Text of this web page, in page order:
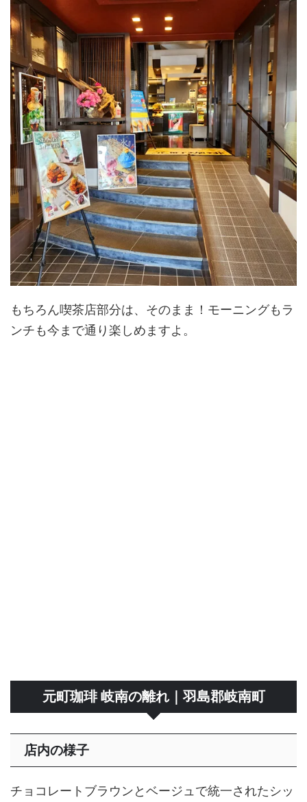
もちろん喫茶店部分は、そのまま！モーニングもラ
ンチも今まで通り楽しめますよ。
元町珈琲 岐南の離れ｜羽島郡岐南町
店内の様子
チョコレートブラウンとベージュで統一されたシッ